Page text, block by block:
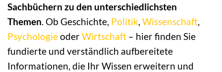
Sachbüchern zu den unterschiedlichsten
Themen . Ob Geschichte, Politik Wissenschaft
PsychologieoderWirtschaft – hier finden Sie
fundierte und verständlich aufbereitete
Informationen, die Ihr Wissen erweitern und